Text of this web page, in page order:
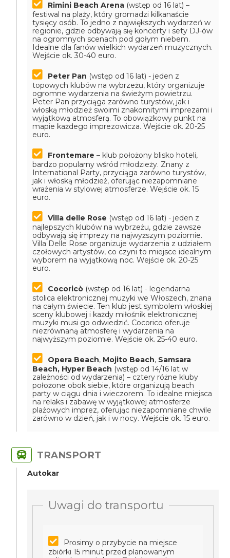
Rimini Beach Arena (wstęp od 16 lat) –
festiwal na plaży, który gromadzi kilkanaście
tysięcy osób. To jedno z największych wydarzeń w
regionie, gdzie odbywają się koncerty i sety DJ-ów
na ogromnych scenach pod gołym niebem.
Idealne dla fanów wielkich wydarzeń muzycznych.
Wejście ok. 30-40 euro.
Peter Pan (wstęp od 16 lat) - jeden z
topowych klubów na wybrzeżu, który organizuje
ogromne wydarzenia na świeżym powietrzu.
Peter Pan przyciąga zarówno turystów, jak i
włoską młodzież swoimi znakomitymi imprezami i
wyjątkową atmosferą. To obowiązkowy punkt na
mapie każdego imprezowicza. Wejście ok. 20-25
euro.
Frontemare– klub położony blisko hoteli,
bardzo popularny wśród młodzieży. Znany z
International Party, przyciąga zarówno turystów,
jak i włoską młodzież, oferując niezapomniane
wrażenia w stylowej atmosferze. Wejście ok. 15
euro.
Villa delle Rose (wstęp od 16 lat) - jeden z
najlepszych klubów na wybrzeżu, gdzie zawsze
odbywają się imprezy na najwyższym poziomie.
Villa Delle Rose organizuje wydarzenia z udziałem
czołowych artystów, co czyni to miejsce idealnym
wyborem na wyjątkową noc. Wejście ok. 20-25
euro.
Cocoricò (wstęp od 16 lat) - legendarna
stolica elektronicznej muzyki we Włoszech, znana
na całym świecie. Ten klub jest symbolem włoskiej
sceny klubowej i każdy miłośnik elektronicznej
muzyki musi go odwiedzić. Cocorico oferuje
niezrównaną atmosferę i wydarzenia na
najwyższym poziomie. Wejście ok. 25-40 euro.
Opera Beach, Mojito Beach, Samsara
Beach, Hyper Beach (wstęp od 14/16 lat w
zależności od wydarzenia) – cztery różne kluby
położone obok siebie, które organizują beach
party w ciągu dnia i wieczorem. To idealne miejsca
na relaks i zabawę w wyjątkowej atmosferze
plażowych imprez, oferując niezapomniane chwile
zarówno w dzień, jak i w nocy. Wejście ok. 15 euro.
TRANSPORT
Autokar
Uwagi do transportu
Prosimy o przybycie na miejsce
zbiórki 15 minut przed planowanym